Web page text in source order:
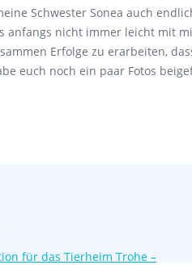
Schwester Sonea auch
anfangs nicht immer leicht mit
Erfolge zu erarbeiten,
euch noch ein paar Fotos
für das Tierheim Trohe –